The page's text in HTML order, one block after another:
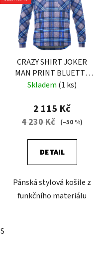
CRAZY SHIRT JOKER
MAN PRINT BLUETTE
SCOTTISH
Skladem (1 ks)
2 115 Kč
4 230 Kč (–50 %)
DETAIL
Pánská stylová košile z
funkčního materiálu
S